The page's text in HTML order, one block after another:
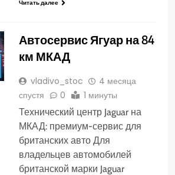
Читать далее
Автосервис Ягуар на 84
км МКАД
vladivo_stoc
4 месяца
спустя
0 1 минуты
Технический центр Jaguar на
МКАД: премиум-сервис для
британских авто Для
владельцев автомобилей
британской марки Jaguar